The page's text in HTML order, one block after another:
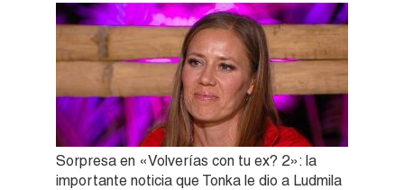
Sorpresa en «Volverías con tu ex? 2»: la
importante noticia que Tonka le dio a Ludmila